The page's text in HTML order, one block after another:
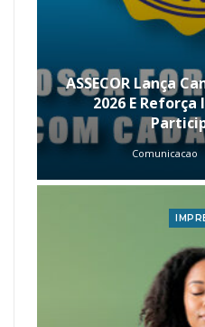
ASSECOR Lança
2026 E
Comunicacao